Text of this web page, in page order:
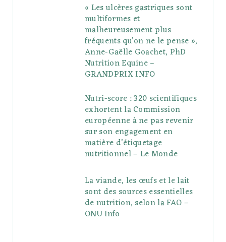
« Les ulcères gastriques sont
multiformes et
malheureusement plus
fréquents qu’on ne le pense »,
Anne-Gaëlle Goachet, PhD
Nutrition Equine –
GRANDPRIX INFO
Nutri-score : 320 scientifiques
exhortent la Commission
européenne à ne pas revenir
sur son engagement en
matière d’étiquetage
nutritionnel – Le Monde
La viande, les œufs et le lait
sont des sources essentielles
de nutrition, selon la FAO –
ONU Info